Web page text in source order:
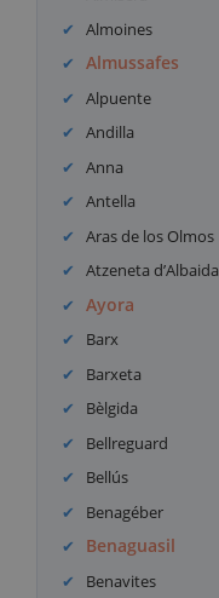
Almoines
Almussafes
Alpuente
Andilla
Anna
Antella
Aras de los Olmos
Atzeneta d’Albaida
Ayora
Barx
Barxeta
Bèlgida
Bellreguard
Bellús
Benagéber
Benaguasil
Benavites